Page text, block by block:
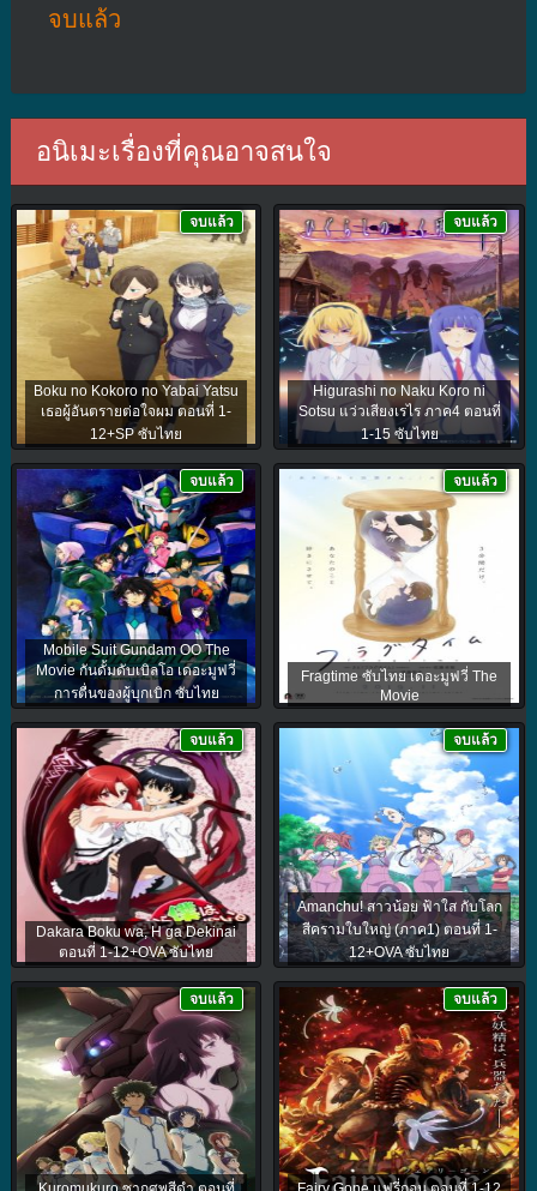
จบแล้ว
อนิเมะเรื่องที่คุณอาจสนใจ
Boku no Kokoro no Yabai Yatsu
เธอผู้อันตรายต่อใจผม ตอนที่ 1-
12+SP ซับไทย
จบแล้ว
Higurashi no Naku Koro ni
Sotsu แว่วเสียงเรไร ภาค4 ตอนที่
1-15 ซับไทย
จบแล้ว
Mobile Suit Gundam OO The
Movie กันดั้มดับเบิลโอ เดอะมูฟวี่
การตื่นของผู้บุกเบิก ซับไทย
จบแล้ว
Fragtime ซับไทย เดอะมูฟวี่ The
Movie
จบแล้ว
Dakara Boku wa, H ga Dekinai
ตอนที่ 1-12+OVA ซับไทย
จบแล้ว
Amanchu! สาวน้อย ฟ้าใส กับโลก
สีครามใบใหญ่ (ภาค1) ตอนที่ 1-
12+OVA ซับไทย
จบแล้ว
จบแล้ว จบแล้ว